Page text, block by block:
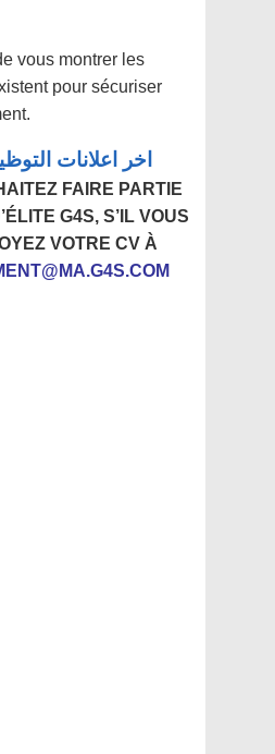
vous montrer les
pour sécuriser
اخر اعلانات
FAIRE PARTIE
G4S, S’IL VOUS
VOTRE CV À